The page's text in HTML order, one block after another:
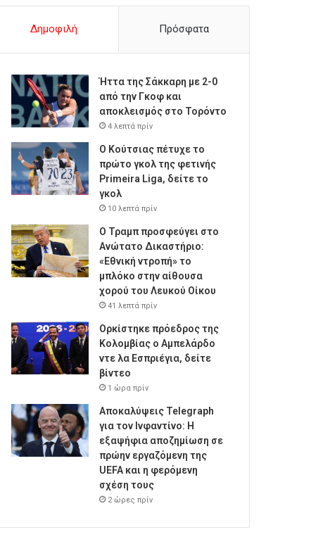
Δημοφιλή Πρόσφατα
Ήττα της Σάκκαρη με 2-0
από την Γκοφ και
αποκλεισμός στο Τορόντο
4 λεπτά πρίν
Ο Κούτσιας πέτυχε το
πρώτο γκολ της φετινής
Primeira Liga, δείτε το
γκολ
10 λεπτά πρίν
Ο Τραμπ προσφεύγει στο
Ανώτατο Δικαστήριο:
«Εθνική ντροπή» το
μπλόκο στην αίθουσα
χορού του Λευκού Οίκου
41 λεπτά πρίν
Ορκίστηκε πρόεδρος της
Κολομβίας ο Αμπελάρδο
ντε λα Εσπριέγια, δείτε
βίντεο
1 ώρα πρίν
Αποκαλύψεις Telegraph
για τον Ινφαντίνο: Η
εξαψήφια αποζημίωση σε
πρώην εργαζόμενη της
UEFA και η φερόμενη
σχέση τους
2 ώρες πρίν